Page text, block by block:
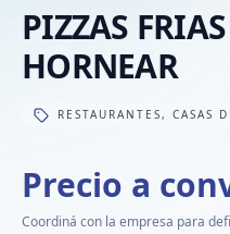
PIZZAS
HORNEAR
RESTAURANTES, CASAS
Precio a
Coordiná con la empresa para